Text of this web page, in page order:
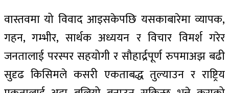
वास्तवमा यो विवाद आइसकेपछि यसकाबारेमा व्यापक,
गहन, गम्भीर, सार्थक अध्ययन र विचार विमर्श गरेर
जनतालाई परस्पर सहयोगी र सौहार्द्रपूर्ण रुपमाअझ बढी
सुदृढ किसिमले कसरी एकताबद्ध तुल्याउन र राष्ट्रिय